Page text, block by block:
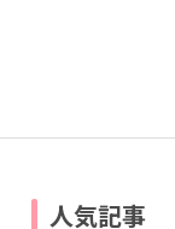
人気記事